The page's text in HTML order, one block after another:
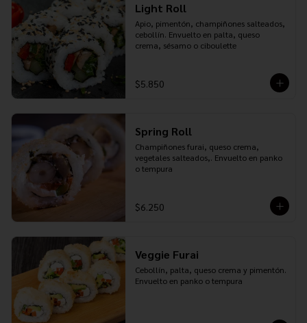
Light Roll
Apio, pimentón, champiñones salteados,
cebollín. Envuelto en palta, queso
crema, sésamo o ciboulette
$5.850
Spring Roll
Champiñones furai, queso crema,
vegetales salteados,. Envuelto en panko
o tempura
$6.250
Veggie Furai
Cebollín, palta, queso crema y pimentón.
Envuelto en panko o tempura